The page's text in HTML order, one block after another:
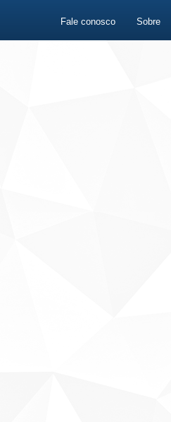
Fale conosco Sobre